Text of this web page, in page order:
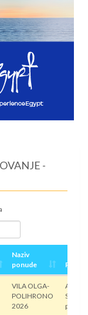
-
Naziv
ponude
Prevoz
VILA OLGA-
POLIHRONO
2026
prevoz